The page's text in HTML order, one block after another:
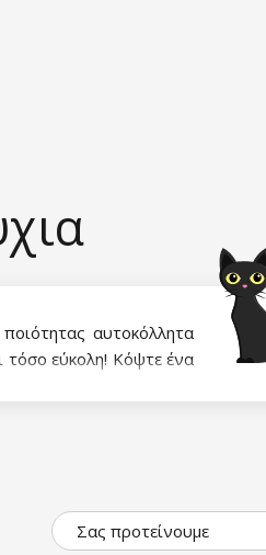
αυτοκόλλητα
τόσο εύκολη! Κόψτε ένα
αφαιρέστε τη χάρτινη
Σας προτείνουμε